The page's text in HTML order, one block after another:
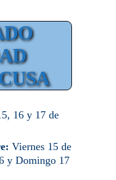
16 y 17 de
Viernes 15 de
y Domingo 17